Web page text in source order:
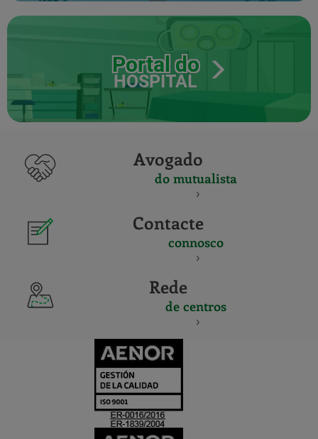
Portal do
HOSPITAL
Avogado
do mutualista
Contacte
connosco
Rede
de centros
Y